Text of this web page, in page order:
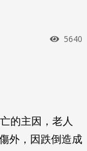
瀏覽
5640
的主因，老人
外，因跌倒造成